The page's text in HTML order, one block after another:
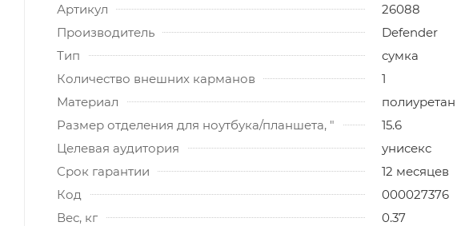
Артикул
26088
Производитель
Defender
Тип
сумка
Количество внешних карманов
1
Материал
полиуретан
Размер отделения для ноутбука/планшета, "
15.6
Целевая аудитория
унисекс
Срок гарантии
12 месяцев
Код
000027376
Вес, кг
0.37